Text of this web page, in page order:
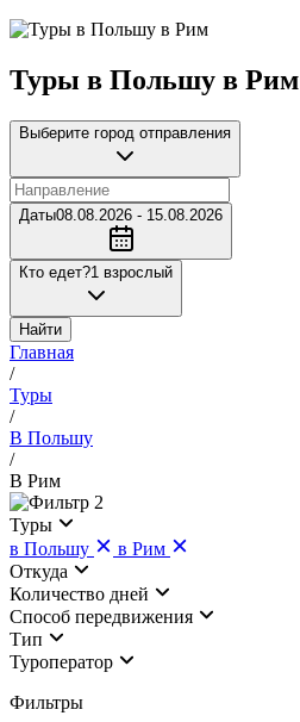
Туры в Польшу в Рим
Выберите город отправления
Даты08.08.2026 - 15.08.2026
Кто едет?1 взрослый
Найти
Главная
/
Туры
/
В Польшу
/
В Рим
2
Туры
в Польшу
в Рим
Откуда
Количество дней
Cпособ передвижения
Тип
Туроператор
Фильтры